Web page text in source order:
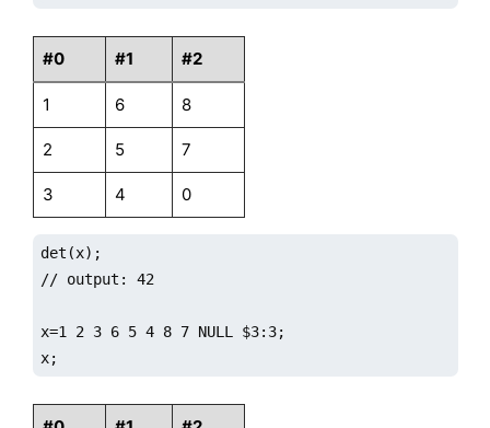
#0 #1 #2
1 6 8
2 5 7
3 4 0
det(x);
// output: 42
x=1 2 3 6 5 4 8 7 NULL $3:3;
x;